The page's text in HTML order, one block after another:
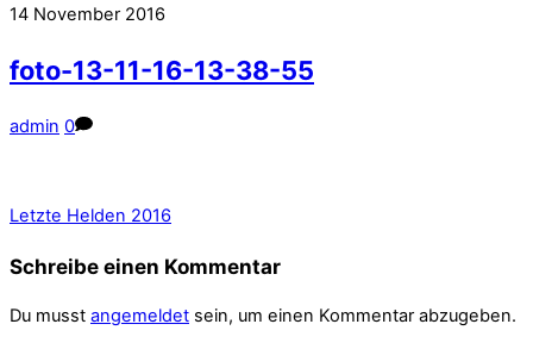
14 November 2016
foto-13-11-16-13-38-55
admin 0
Letzte Helden 2016
Schreibe einen Kommentar
Du musst angemeldet sein, um einen Kommentar abzugeben.